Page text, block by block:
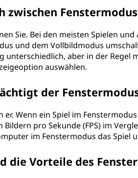
zwischen
Sie. Bei den meisten Spielen
und dem Vollbildmodus
unterschiedlich, aber in der Regel
auswählen.
der
er. Wenn ein Spiel im
Bildern pro Sekunde (FPS) im
im Fenstermodus das Spiel
die Vorteile des